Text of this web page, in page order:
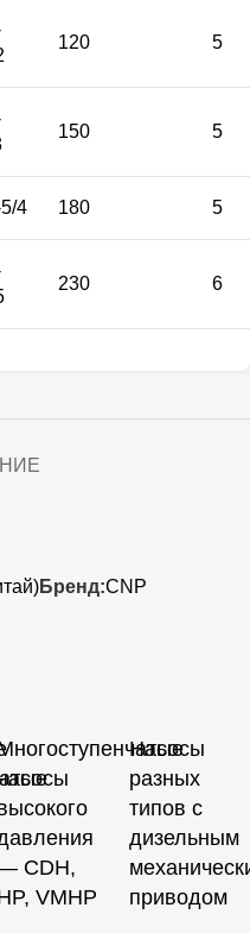
120 5
150 5
4 180 5
230 6
Бренд:CNP
CDH,
VMHP
Насосы
разных
типов с
дизельным
приводом